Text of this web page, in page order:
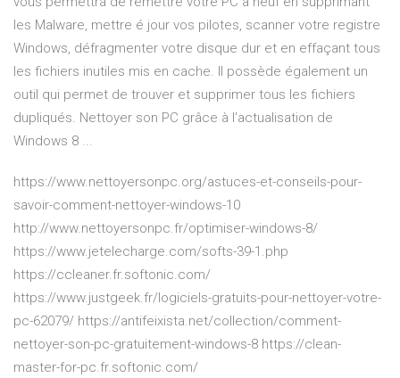
les Malware, mettre é jour vos pilotes, scanner votre registre
Windows, défragmenter votre disque dur et en effaçant tous
les fichiers inutiles mis en cache. Il possède également un
outil qui permet de trouver et supprimer tous les fichiers
dupliqués. Nettoyer son PC grâce à l'actualisation de
Windows 8 ...
https://www.nettoyersonpc.org/astuces-et-conseils-pour-
savoir-comment-nettoyer-windows-10
http://www.nettoyersonpc.fr/optimiser-windows-8/
https://www.jetelecharge.com/softs-39-1.php
https://ccleaner.fr.softonic.com/
https://www.justgeek.fr/logiciels-gratuits-pour-nettoyer-votre-
pc-62079/ https://antifeixista.net/collection/comment-
nettoyer-son-pc-gratuitement-windows-8 https://clean-
master-for-pc.fr.softonic.com/